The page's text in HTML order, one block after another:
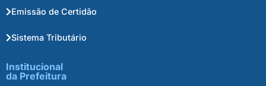
Emissão de Certidão
Sistema Tributário
Institucional
da Prefeitura